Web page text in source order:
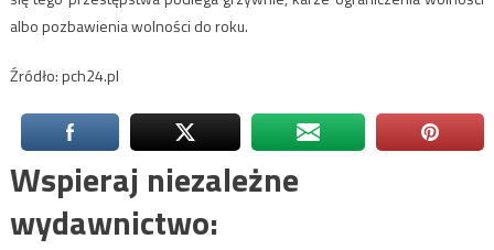
albo pozbawienia wolności do roku.
Źródło: pch24.pl
Wspieraj niezależne
wydawnictwo: